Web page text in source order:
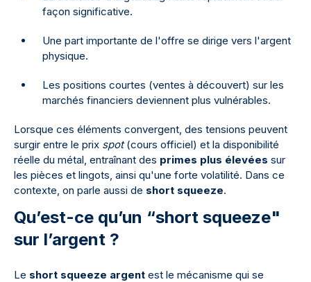
façon significative.
Une part importante de l'offre se dirige vers l'argent
physique.
Les positions courtes (ventes à découvert) sur les
marchés financiers deviennent plus vulnérables.
Lorsque ces éléments convergent, des tensions peuvent
surgir entre le prix spot(cours officiel) et la disponibilité
réelle du métal, entraînant des primes plus élevées sur
les pièces et lingots, ainsi qu'une forte volatilité. Dans ce
contexte, on parle aussi de short squeeze.
Qu’est-ce qu’un “short squeeze"
sur l’argent ?
Le short squeeze argent est le mécanisme qui se